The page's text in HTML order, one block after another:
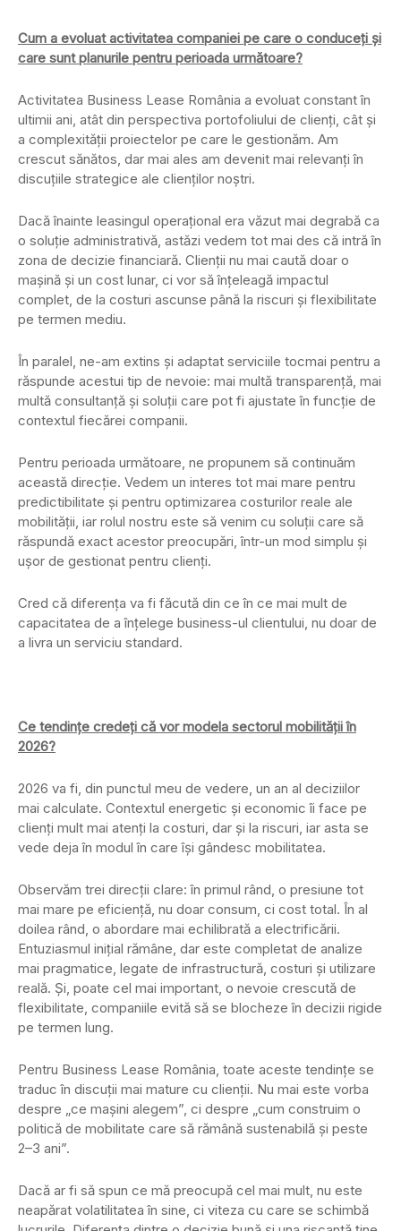
Cum a evoluat activitatea companiei pe care o conduceți și
care sunt planurile pentru perioada următoare?
Activitatea Business Lease România a evoluat constant în
ultimii ani, atât din perspectiva portofoliului de clienți, cât și
a complexității proiectelor pe care le gestionăm. Am
crescut sănătos, dar mai ales am devenit mai relevanți în
discuțiile strategice ale clienților noștri.
Dacă înainte leasingul operațional era văzut mai degrabă ca
o soluție administrativă, astăzi vedem tot mai des că intră în
zona de decizie financiară. Clienții nu mai caută doar o
mașină și un cost lunar, ci vor să înțeleagă impactul
complet, de la costuri ascunse până la riscuri și flexibilitate
pe termen mediu.
În paralel, ne-am extins și adaptat serviciile tocmai pentru a
răspunde acestui tip de nevoie: mai multă transparență, mai
multă consultanță și soluții care pot fi ajustate în funcție de
contextul fiecărei companii.
Pentru perioada următoare, ne propunem să continuăm
această direcție. Vedem un interes tot mai mare pentru
predictibilitate și pentru optimizarea costurilor reale ale
mobilității, iar rolul nostru este să venim cu soluții care să
răspundă exact acestor preocupări, într-un mod simplu și
ușor de gestionat pentru clienți.
Cred că diferența va fi făcută din ce în ce mai mult de
capacitatea de a înțelege business-ul clientului, nu doar de
a livra un serviciu standard.
Ce tendințe credeți că vor modela sectorul mobilității în
2026?
2026 va fi, din punctul meu de vedere, un an al deciziilor
mai calculate. Contextul energetic și economic îi face pe
clienți mult mai atenți la costuri, dar și la riscuri, iar asta se
vede deja în modul în care își gândesc mobilitatea.
Observăm trei direcții clare: în primul rând, o presiune tot
mai mare pe eficiență, nu doar consum, ci cost total. În al
doilea rând, o abordare mai echilibrată a electrificării.
Entuziasmul inițial rămâne, dar este completat de analize
mai pragmatice, legate de infrastructură, costuri și utilizare
reală. Și, poate cel mai important, o nevoie crescută de
flexibilitate, companiile evită să se blocheze în decizii rigide
pe termen lung.
Pentru Business Lease România, toate aceste tendințe se
traduc în discuții mai mature cu clienții. Nu mai este vorba
despre „ce mașini alegem”, ci despre „cum construim o
politică de mobilitate care să rămână sustenabilă și peste
2–3 ani”.
Dacă ar fi să spun ce mă preocupă cel mai mult, nu este
neapărat volatilitatea în sine, ci viteza cu care se schimbă